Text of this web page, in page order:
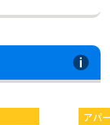
アパ